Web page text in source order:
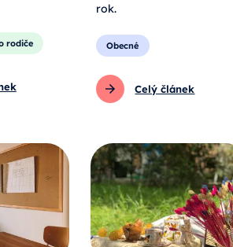
rodiče
rok.
Obecné
Celý článek